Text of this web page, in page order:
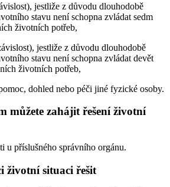
jestliže z důvodu dlouhodobě
stavu není schopna zvládat sedm
životních potřeb,
jestliže z důvodu dlouhodobě
stavu není schopna zvládat devět
životních potřeb,
dohled nebo péči jiné fyzické osoby.
můžete zahájit řešení životní
u příslušného správního orgánu.
životní situaci řešit